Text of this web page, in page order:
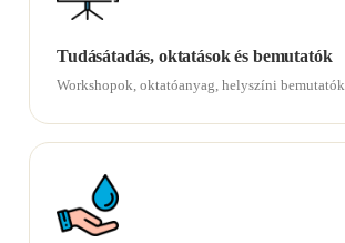
Tudásátadás, oktatások és bemutatók
Workshopok, oktatóanyag, helyszíni bemutatók